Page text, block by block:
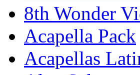
8th Wonder
Acapella Pack
Acapellas